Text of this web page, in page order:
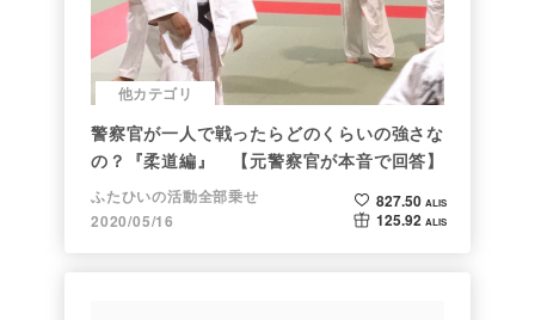
他カテゴリ
警察官が一人で戦ったらどのくらいの強さな
の？『柔道編』 【元警察官が本音で回答】
ふたひいの活動全部乗せ
2020/05/16
827.50 ALIS
125.92 ALIS